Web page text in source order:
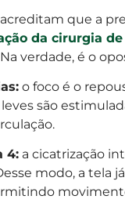
que a
da cirurgia
verdade, é o
o foco é o
são
4: a cicatrização
modo, a tela